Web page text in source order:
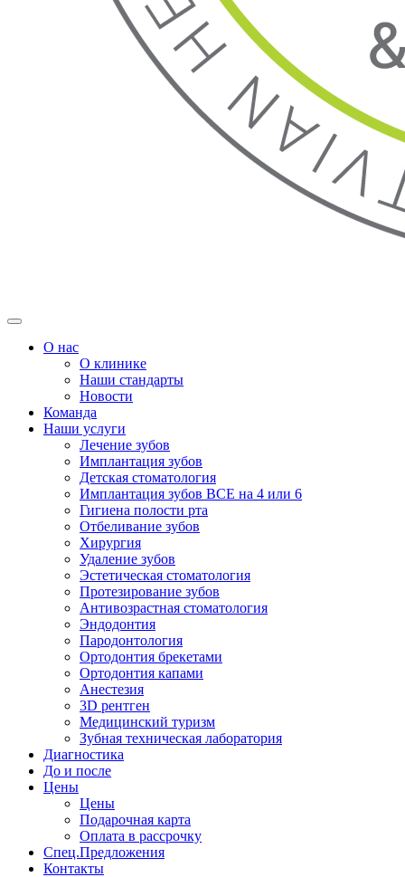
О нас
О клинике
Наши стандарты
Новости
Команда
Наши услуги
Лечение зубов
Имплантация зубов
Детская стоматология
Имплантация зубов ВСЕ на 4 или 6
Гигиена полости рта
Отбеливание зубов
Хирургия
Удаление зубов
Эстетическая стоматология
Протезирование зубов
Антивозрастная стоматология
Эндодонтия
Пародонтология
Ортодонтия брекетами
Ортодонтия капами
Анестезия
3D рентген
Медицинский туризм
Зубная техническая лаборатория
Диагностика
До и после
Цены
Цены
Подарочная карта
Оплата в рассрочку
Спец.Предложения
Контакты